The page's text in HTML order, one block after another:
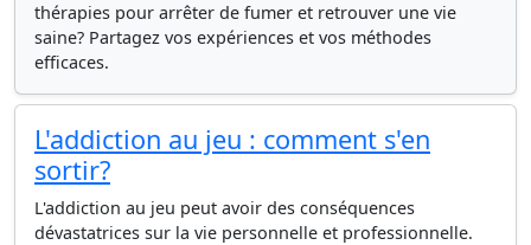
thérapies pour arrêter de fumer et retrouver une vie
saine? Partagez vos expériences et vos méthodes
efficaces.
L'addiction au jeu : comment s'en
sortir?
L'addiction au jeu peut avoir des conséquences
dévastatrices sur la vie personnelle et professionnelle.